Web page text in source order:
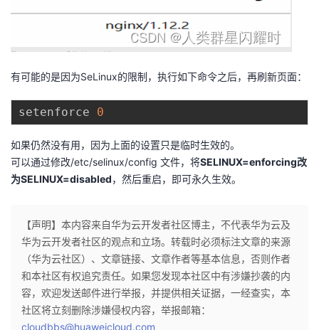
有可能的是因为SeLinux的限制，执行如下命令之后，再刷新页面：
setenforce 0
如果仍然没有用，因为上面的设置只是临时生效的。
可以通过修改/etc/selinux/config 文件，将SELINUX=enforcing改
为SELINUX=disabled，然后重启，即可永久生效。
【声明】本内容来自华为云开发者社区博主，不代表华为云及
华为云开发者社区的观点和立场。转载时必须标注文章的来源
（华为云社区）、文章链接、文章作者等基本信息，否则作者
和本社区有权追究责任。如果您发现本社区中有涉嫌抄袭的内
容，欢迎发送邮件进行举报，并提供相关证据，一经查实，本
社区将立刻删除涉嫌侵权内容，举报邮箱：
cloudbbs@huaweicloud.com